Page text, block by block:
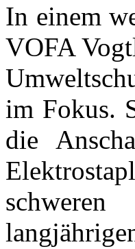
In einem
VOFA
im Fokus.
die